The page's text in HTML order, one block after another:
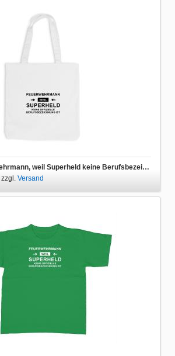
Jutebeutel Feuerwehrmann, weil Superheld keine Berufsbezeichnung ist
zzgl. Versand